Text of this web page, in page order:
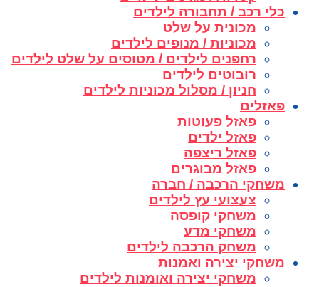
כלי רכב / תחבורה לילדים
מכונית על שלט
מכוניות / מנופים לילדים
רחפנים לילדים / מטוסים על שלט לילדים
רובוטים לילדים
חניון / מסלול מכוניות לילדים
פאזלים
פאזל פעוטות
פאזל ילדים
פאזל ריצפה
פאזל מבוגרים
משחקי הרכבה / חברה
צעצועי עץ לילדים
משחקי קופסה
משחקי מדע
משחק הרכבה לילדים
משחקי יצירה ואמנות
משחקי יצירה ואומנות לילדים